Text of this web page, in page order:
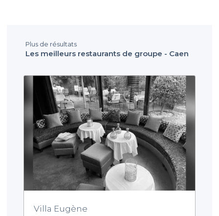
Plus de résultats
Les meilleurs restaurants de groupe - Caen
Villa Eugène